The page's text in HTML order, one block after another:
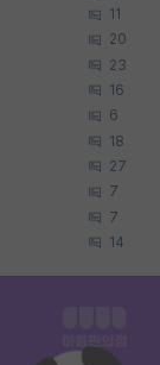
11
20
23
16
6
18
27
7
7
14